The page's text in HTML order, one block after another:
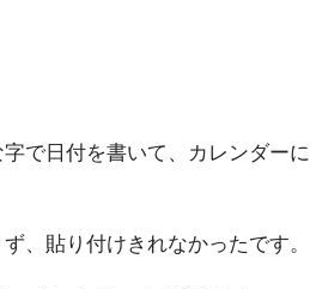
で日付を書いて、カレンダーに
、貼り付けきれなかったです。